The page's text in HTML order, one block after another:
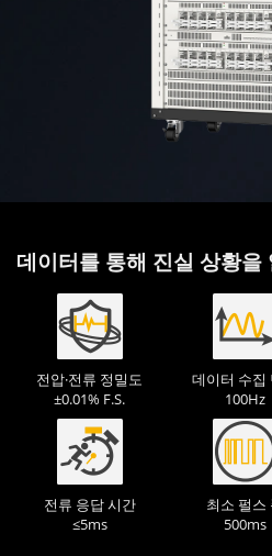
데이터를 통해 진실 상황을
전압·전류 정밀도
±0.01% F.S.
데이터 수집
100Hz
전류 응답 시간
≤5ms
최소 펄스
500ms